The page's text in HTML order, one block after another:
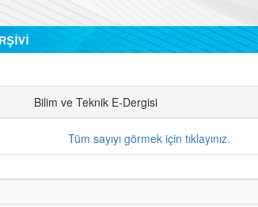
Bilim ve Teknik E-Dergisi
Tüm sayıyı görmek için tıklayınız.